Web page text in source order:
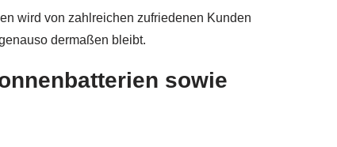
wird von zahlreichen zufriedenen Kunden
dermaßen bleibt.
sowie